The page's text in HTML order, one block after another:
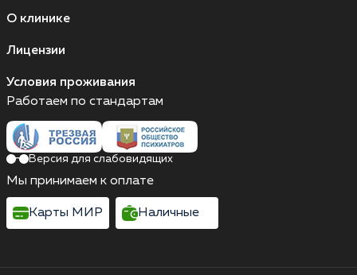
О клинике
Лицензии
Условия проживания
Работаем по стандартам
Версия для слабовидящих
Мы принимаем к оплате
Карты МИР Наличные